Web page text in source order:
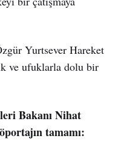
Yurtsever Hareket
ve ufuklarla dolu bir
Bakanı Nihat
tamamı: